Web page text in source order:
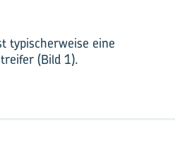
typischerweise eine
(Bild 1).